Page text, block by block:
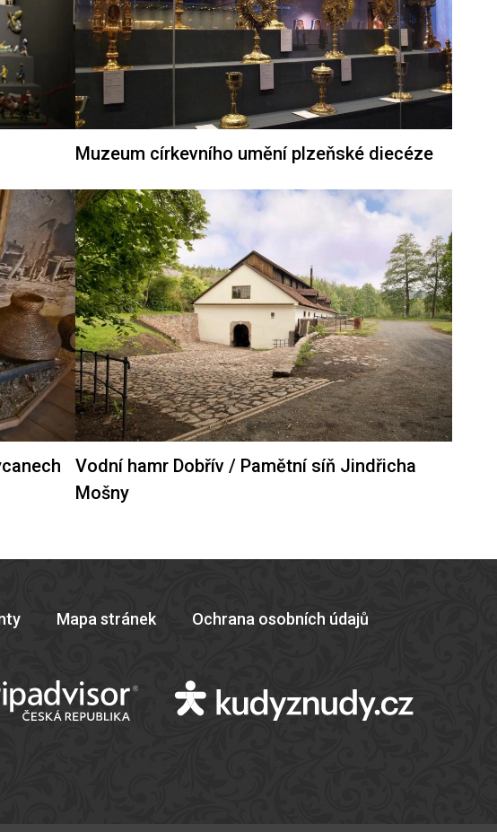
Muzeum církevního umění plzeňské diecéze
Vodní hamr Dobřív / Pamětní síň Jindřicha
Mošny
Mapa stránek Ochrana osobních údajů